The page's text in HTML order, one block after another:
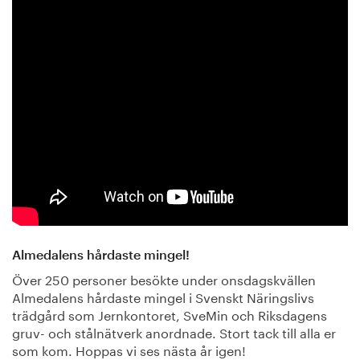
Almedalens hårdaste mingel!
Över 250 personer besökte under onsdagskvällen
Almedalens hårdaste mingel i Svenskt Näringslivs
trädgård som Jernkontoret, SveMin och Riksdagens
gruv- och stålnätverk anordnade. Stort tack till alla er
som kom. Hoppas vi ses nästa år igen!